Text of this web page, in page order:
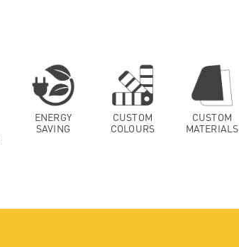
ENERGY
SAVING
CUSTOM
COLOURS
CUSTOM
MATERIALS